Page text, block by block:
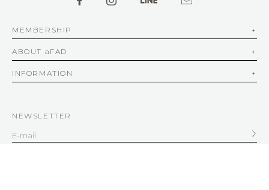
MEMBERSHIP
ABOUT aFAD
INFORMATION
NEWSLETTER